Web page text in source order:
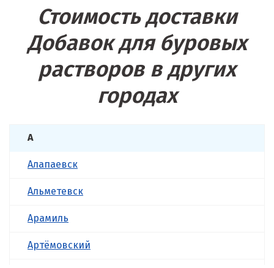
Стоимость доставки
Добавок для буровых
растворов в других
городах
А
Алапаевск
Альметевск
Арамиль
Артёмовский